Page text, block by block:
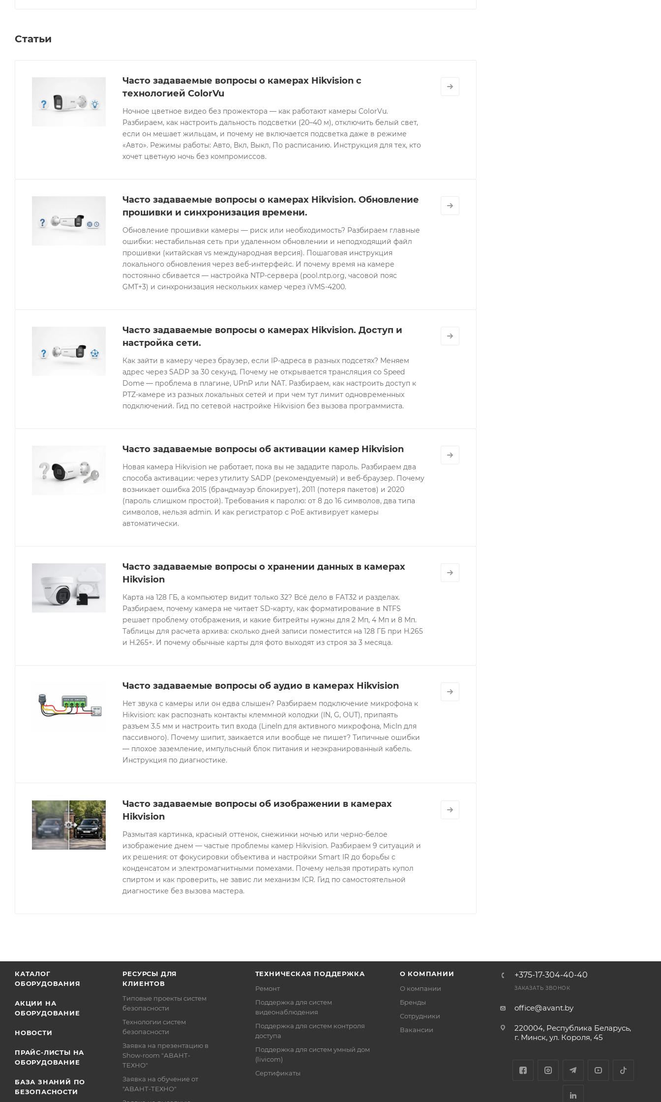
Статьи
Часто задаваемые вопросы о камерах Hikvision с
технологией ColorVu
Ночное цветное видео без прожектора — как работают камеры ColorVu.
Разбираем, как настроить дальность подсветки (20–40 м), отключить белый свет,
если он мешает жильцам, и почему не включается подсветка даже в режиме
«Авто». Режимы работы: Авто, Вкл, Выкл, По расписанию. Инструкция для тех, кто
хочет цветную ночь без компромиссов.
Часто задаваемые вопросы о камерах Hikvision. Обновление
прошивки и синхронизация времени.
Обновление прошивки камеры — риск или необходимость? Разбираем главные
ошибки: нестабильная сеть при удаленном обновлении и неподходящий файл
прошивки (китайская vs международная версия). Пошаговая инструкция
локального обновления через веб-интерфейс. И почему время на камере
постоянно сбивается — настройка NTP-сервера (pool.ntp.org, часовой пояс
GMT+3) и синхронизация нескольких камер через iVMS-4200.
Часто задаваемые вопросы о камерах Hikvision. Доступ и
настройка сети.
Как зайти в камеру через браузер, если IP-адреса в разных подсетях? Меняем
адрес через SADP за 30 секунд. Почему не открывается трансляция со Speed
Dome — проблема в плагине, UPnP или NAT. Разбираем, как настроить доступ к
PTZ-камере из разных локальных сетей и при чем тут лимит одновременных
подключений. Гид по сетевой настройке Hikvision без вызова программиста.
Часто задаваемые вопросы об активации камер Hikvision
Новая камера Hikvision не работает, пока вы не зададите пароль. Разбираем два
способа активации: через утилиту SADP (рекомендуемый) и веб-браузер. Почему
возникает ошибка 2015 (брандмауэр блокирует), 2011 (потеря пакетов) и 2020
(пароль слишком простой). Требования к паролю: от 8 до 16 символов, два типа
символов, нельзя admin. И как регистратор с PoE активирует камеры
автоматически.
Часто задаваемые вопросы о хранении данных в камерах
Hikvision
Карта на 128 ГБ, а компьютер видит только 32? Всё дело в FAT32 и разделах.
Разбираем, почему камера не читает SD-карту, как форматирование в NTFS
решает проблему отображения, и какие битрейты нужны для 2 Мп, 4 Мп и 8 Мп.
Таблицы для расчета архива: сколько дней записи поместится на 128 ГБ при H.265
и H.265+. И почему обычные карты для фото выходят из строя за 3 месяца.
Часто задаваемые вопросы об аудио в камерах Hikvision
Нет звука с камеры или он едва слышен? Разбираем подключение микрофона к
Hikvision: как распознать контакты клеммной колодки (IN, G, OUT), припаять
разъем 3.5 мм и настроить тип входа (LineIn для активного микрофона, MicIn для
пассивного). Почему шипит, заикается или вообще не пишет? Типичные ошибки
— плохое заземление, импульсный блок питания и неэкранированный кабель.
Инструкция по диагностике.
Часто задаваемые вопросы об изображении в камерах
Hikvision
Размытая картинка, красный оттенок, снежинки ночью или черно-белое
изображение днем — частые проблемы камер Hikvision. Разбираем 9 ситуаций и
их решения: от фокусировки объектива и настройки Smart IR до борьбы с
конденсатом и электромагнитными помехами. Почему нельзя протирать купол
спиртом и как проверить, не завис ли механизм ICR. Гид по самостоятельной
диагностике без вызова мастера.
КАТАЛОГ
ОБОРУДОВАНИЯ
АКЦИИ НА
ОБОРУДОВАНИЕ
НОВОСТИ
ПРАЙС-ЛИСТЫ НА
ОБОРУДОВАНИЕ
БАЗА ЗНАНИЙ ПО
БЕЗОПАСНОСТИ
РЕСУРСЫ ДЛЯ
КЛИЕНТОВ
Типовые проекты систем
безопасности
Технологии систем
безопасности
Заявка на презентацию в
Show-room "АВАНТ-
ТЕХНО"
Заявка на обучение от
"АВАНТ-ТЕХНО"
ТЕХНИЧЕСКАЯ ПОДДЕРЖКА
Ремонт
Поддержка для систем
видеонаблюдения
Поддержка для систем контроля
доступа
Поддержка для систем умный дом
(livicom)
Сертификаты
О КОМПАНИИ
О компании
Бренды
Сотрудники
Вакансии
+375-17-304-40-40
ЗАКАЗАТЬ ЗВОНОК
office@avant.by
220004, Республика Беларусь,
г. Минск, ул. Короля, 45